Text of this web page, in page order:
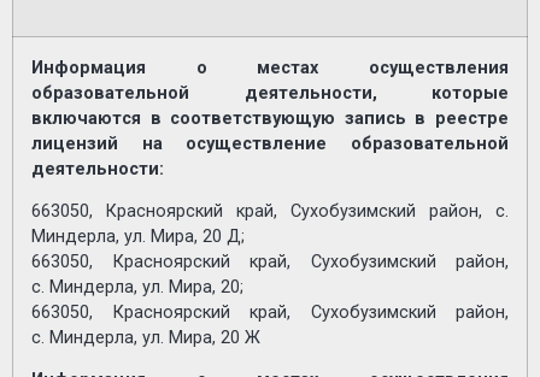
Информация о местах осуществления
образовательной деятельности, которые
включаются в соответствующую запись в реестре
лицензий на осуществление образовательной
деятельности:
663050, Красноярский край, Сухобузимский район, с.
Миндерла, ул. Мира, 20 Д;
663050, Красноярский край, Сухобузимский район,
с. Миндерла, ул. Мира, 20;
663050, Красноярский край, Сухобузимский район,
с. Миндерла, ул. Мира, 20 Ж